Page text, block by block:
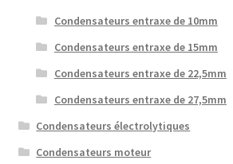
Condensateurs entraxe de 10mm
Condensateurs entraxe de 15mm
Condensateurs entraxe de 22,5mm
Condensateurs entraxe de 27,5mm
Condensateurs électrolytiques
Condensateurs moteur